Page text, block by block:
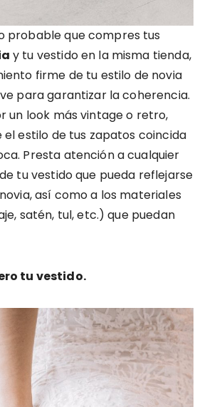
probable que compres tus
y tu vestido en la misma tienda,
firme de tu estilo de novia
para garantizar la coherencia.
un look más vintage o retro,
el estilo de tus zapatos coincida
Presta atención a cualquier
tu vestido que pueda reflejarse
así como a los materiales
satén, tul, etc.) que puedan
tu vestido.